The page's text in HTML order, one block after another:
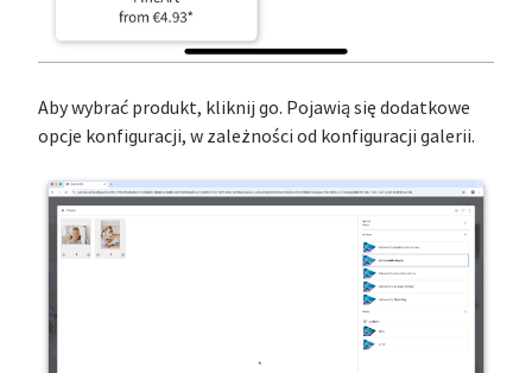
Aby wybrać produkt, kliknij go. Pojawią się dodatkowe
opcje konfiguracji, w zależności od konfiguracji galerii.